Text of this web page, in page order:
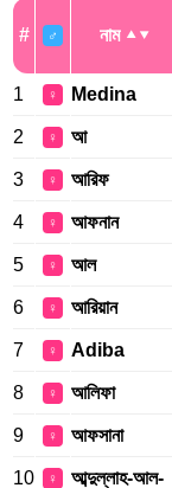
# ♂ নাম
1 ♀ Medina
2 ♀ আ
3 ♀ আরিফ
4 ♀ আফনান
5 ♀ আল
6 ♀ আরিয়ান
7 ♀ Adiba
8 ♀ আলিফা
9 ♀ আফসানা
10 ♀
আব্দুল্লাহ-আল-